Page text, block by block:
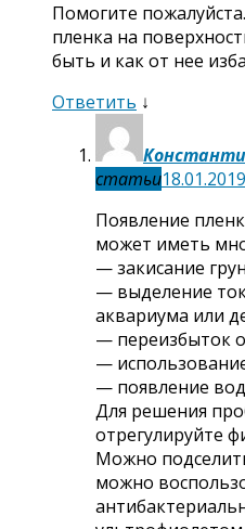
Помогите
пленка на
быть и как от нее
Ответить ↓
статьи
Появление
может иметь
— закисание
— выделение
аквариума или
— переизбыток
—
— появление
Для решения
отрегулируйте
Можно
можно